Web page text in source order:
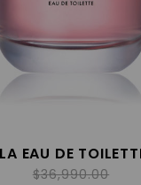
EAU DE
$36,990.00